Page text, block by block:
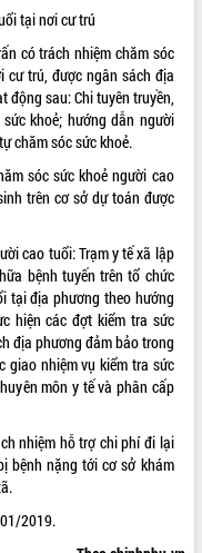
tại nơi cư trú
có trách nhiệm chăm sóc
cư trú, được ngân sách địa
sau: Chi tuyên truyền,
khoẻ; hướng dẫn người
chăm sóc sức khoẻ.
sóc sức khoẻ người cao
trên cơ sở dự toán được
cao tuổi: Trạm y tế xã lập
bệnh tuyến trên tổ chức
tại địa phương theo hướng
hiện các đợt kiểm tra sức
địa phương đảm bảo trong
giao nhiệm vụ kiểm tra sức
môn y tế và phân cấp
nhiệm hỗ trợ chi phí đi lại
bệnh nặng tới cơ sở khám
2019.